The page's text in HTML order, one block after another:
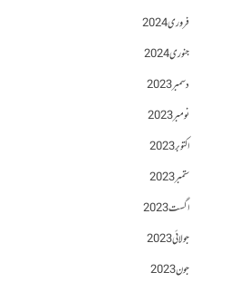
فروری 2024
جنوری 2024
دسمبر 2023
نومبر 2023
اکتوبر 2023
ستمبر 2023
اگست 2023
جولائی 2023
جون 2023